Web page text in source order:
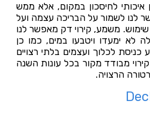
איכותי לחיסכון במקום, אלא ממש
לנו לשמור על הבריכה עצמה ועל
משמע, קירוי דק מאפשר לנו
לא ימעדו ויטבעו במים, כמו כן
כניסת לכלוך ועצמים בלתי רצויים
מבודד מקור בכל עונות השנה
הרצויה.